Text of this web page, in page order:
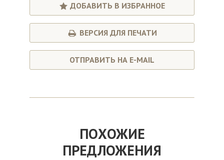
ДОБАВИТЬ В ИЗБРАННОЕ
ВЕРСИЯ ДЛЯ ПЕЧАТИ
ОТПРАВИТЬ НА E-MAIL
ПОХОЖИЕ
ПРЕДЛОЖЕНИЯ